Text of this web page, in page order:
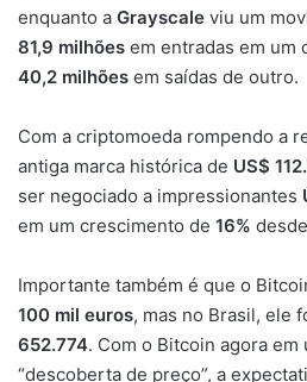
enquanto a Grayscale viu um
81,9 milhões em entradas em um
40,2 milhões em saídas de outro.
Com a criptomoeda rompendo a
antiga marca histórica de US$
ser negociado a impressionantes
em um crescimento de 16%
Importante também é que o
100 mil euros, mas no Brasil, ele
652.774. Com o Bitcoin agora em
“descoberta de preço”, a